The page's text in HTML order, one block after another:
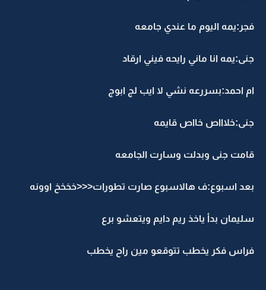
فجر:يمه اليوم ما عندي جامعه
جنى:يمه انا ماني رايحه فيني ارقاد
ام احمد:بسررعه نشي لا ايب لج ابوج
جنى:خلاااص خااص قايمه
قامت جنى وبدلت وسارت الجامعه
بعد اسبوع:ف هالاسبوع صارت تطورات<<<خخخخ اوونه
سليمان بدأ ياخذ ريم دايم ويتعشو برع
فراس فكر يخطب تتوقعو مين راح يخطب